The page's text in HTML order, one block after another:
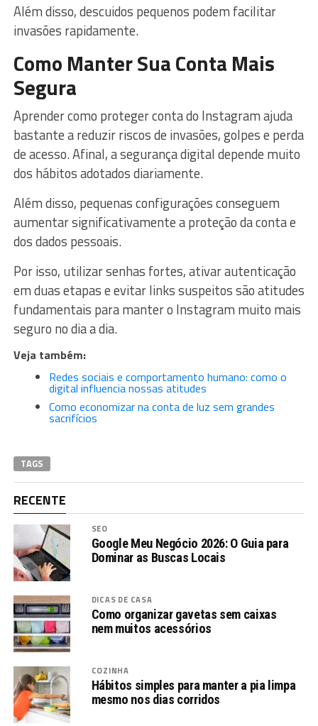
Além disso, descuidos pequenos podem facilitar
invasões rapidamente.
Como Manter Sua Conta Mais
Segura
Aprender como proteger conta do Instagram ajuda
bastante a reduzir riscos de invasões, golpes e perda
de acesso. Afinal, a segurança digital depende muito
dos hábitos adotados diariamente.
Além disso, pequenas configurações conseguem
aumentar significativamente a proteção da conta e
dos dados pessoais.
Por isso, utilizar senhas fortes, ativar autenticação
em duas etapas e evitar links suspeitos são atitudes
fundamentais para manter o Instagram muito mais
seguro no dia a dia.
Veja também:
Redes sociais e comportamento humano: como o
digital influencia nossas atitudes
Como economizar na conta de luz sem grandes
sacrifícios
TAGS
RECENTE
SEO
Google Meu Negócio 2026: O Guia para
Dominar as Buscas Locais
DICAS DE CASA
Como organizar gavetas sem caixas
nem muitos acessórios
COZINHA
Hábitos simples para manter a pia limpa
mesmo nos dias corridos